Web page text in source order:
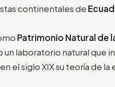
continentales de
Patrimonio Natural de
laboratorio natural que
el siglo XIX su teoría de